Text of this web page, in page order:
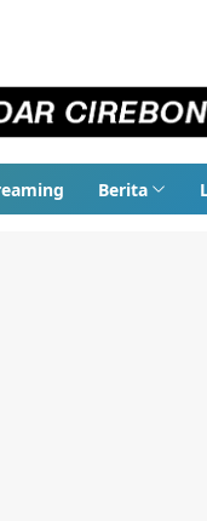
Berita